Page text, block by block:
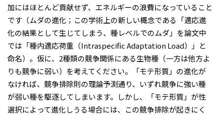
加にはほとんど貢献せず、エネルギーの浪費になっていること
です（ムダの進化；この学術上の新しい概念である「適応進
化の結果として生じてしまう、種レベルでのムダ」を論文中
では「種内適応荷重（Intraspecific Adaptation Load）」と
命名）。仮に、2種類の競争関係にある生物種（一方は他方よ
りも競争に弱い）を考えてください。「モテ形質」の進化が
なければ、競争排除則の理論予測通り、いずれ競争に強い種
が弱い種を駆逐してしまいます。しかし、「モテ形質」が性
選択によって進化しうる場合には、この競争排除が起きにく